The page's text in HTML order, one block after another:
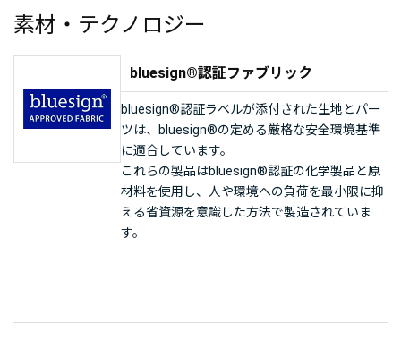
素材・テクノロジー
bluesign®認証ファブリック
bluesign®認証ラベルが添付された生地とパー
ツは、bluesign®の定める厳格な安全環境基準
に適合しています。
これらの製品はbluesign®認証の化学製品と原
材料を使用し、人や環境への負荷を最小限に抑
える省資源を意識した方法で製造されていま
す。